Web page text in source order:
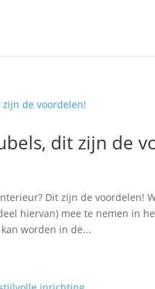
dit zijn de
Dit zijn de voordelen!
hiervan) mee te nemen in
worden in de...